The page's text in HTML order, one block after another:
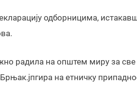
одборницима,
радила на општем миру за
на етничку